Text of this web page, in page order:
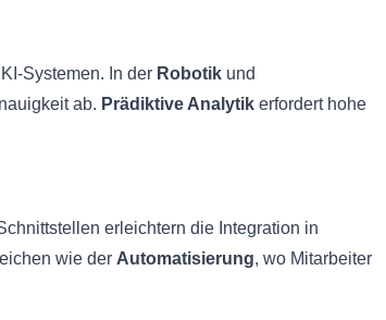
Systemen. In der Robotik und
ab. Prädiktive Analytik erfordert hohe
erleichtern die Integration in
wie der Automatisierung, wo Mitarbeiter